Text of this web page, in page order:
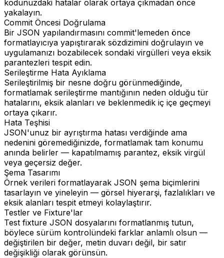
kodunuzdaki hatalar olarak ortaya çıkmadan önce
yakalayın.
Commit Öncesi Doğrulama
Bir JSON yapılandırmasını commit'lemeden önce
formatlayıcıya yapıştırarak sözdizimini doğrulayın ve
uygulamanızı bozabilecek sondaki virgülleri veya eksik
parantezleri tespit edin.
Serileştirme Hata Ayıklama
Serileştirilmiş bir nesne doğru görünmediğinde,
formatlamak serileştirme mantığının neden olduğu tür
hatalarını, eksik alanları ve beklenmedik iç içe geçmeyi
ortaya çıkarır.
Hata Teşhisi
JSON'unuz bir ayrıştırma hatası verdiğinde ama
nedenini göremediğinizde, formatlamak tam konumu
anında belirler — kapatılmamış parantez, eksik virgül
veya geçersiz değer.
Şema Tasarımı
Örnek verileri formatlayarak JSON şema biçimlerini
tasarlayın ve yineleyin — görsel hiyerarşi, fazlalıkları ve
eksik alanları tespit etmeyi kolaylaştırır.
Testler ve Fixture'lar
Test fixture JSON dosyalarını formatlanmış tutun,
böylece sürüm kontrolündeki farklar anlamlı olsun —
değiştirilen bir değer, metin duvarı değil, bir satır
değişikliği olarak görünsün.